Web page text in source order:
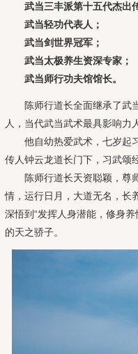
武当三丰派第十五代杰出
武当轻功代表人；
武当剑世界冠军；
武当太极养生资深专家；
武当师行功夫馆馆长。
陈师行道长全面继承了武当
人，当代武当武术最具影响力
他自幼热爱武术，七岁起习
传人钟云龙道长门下，习武颂
陈师行道长天资聪颖，尊师
情，运行日月，大道无名，长
深悟到“发挥人身潜能，修身
的天之骄子。